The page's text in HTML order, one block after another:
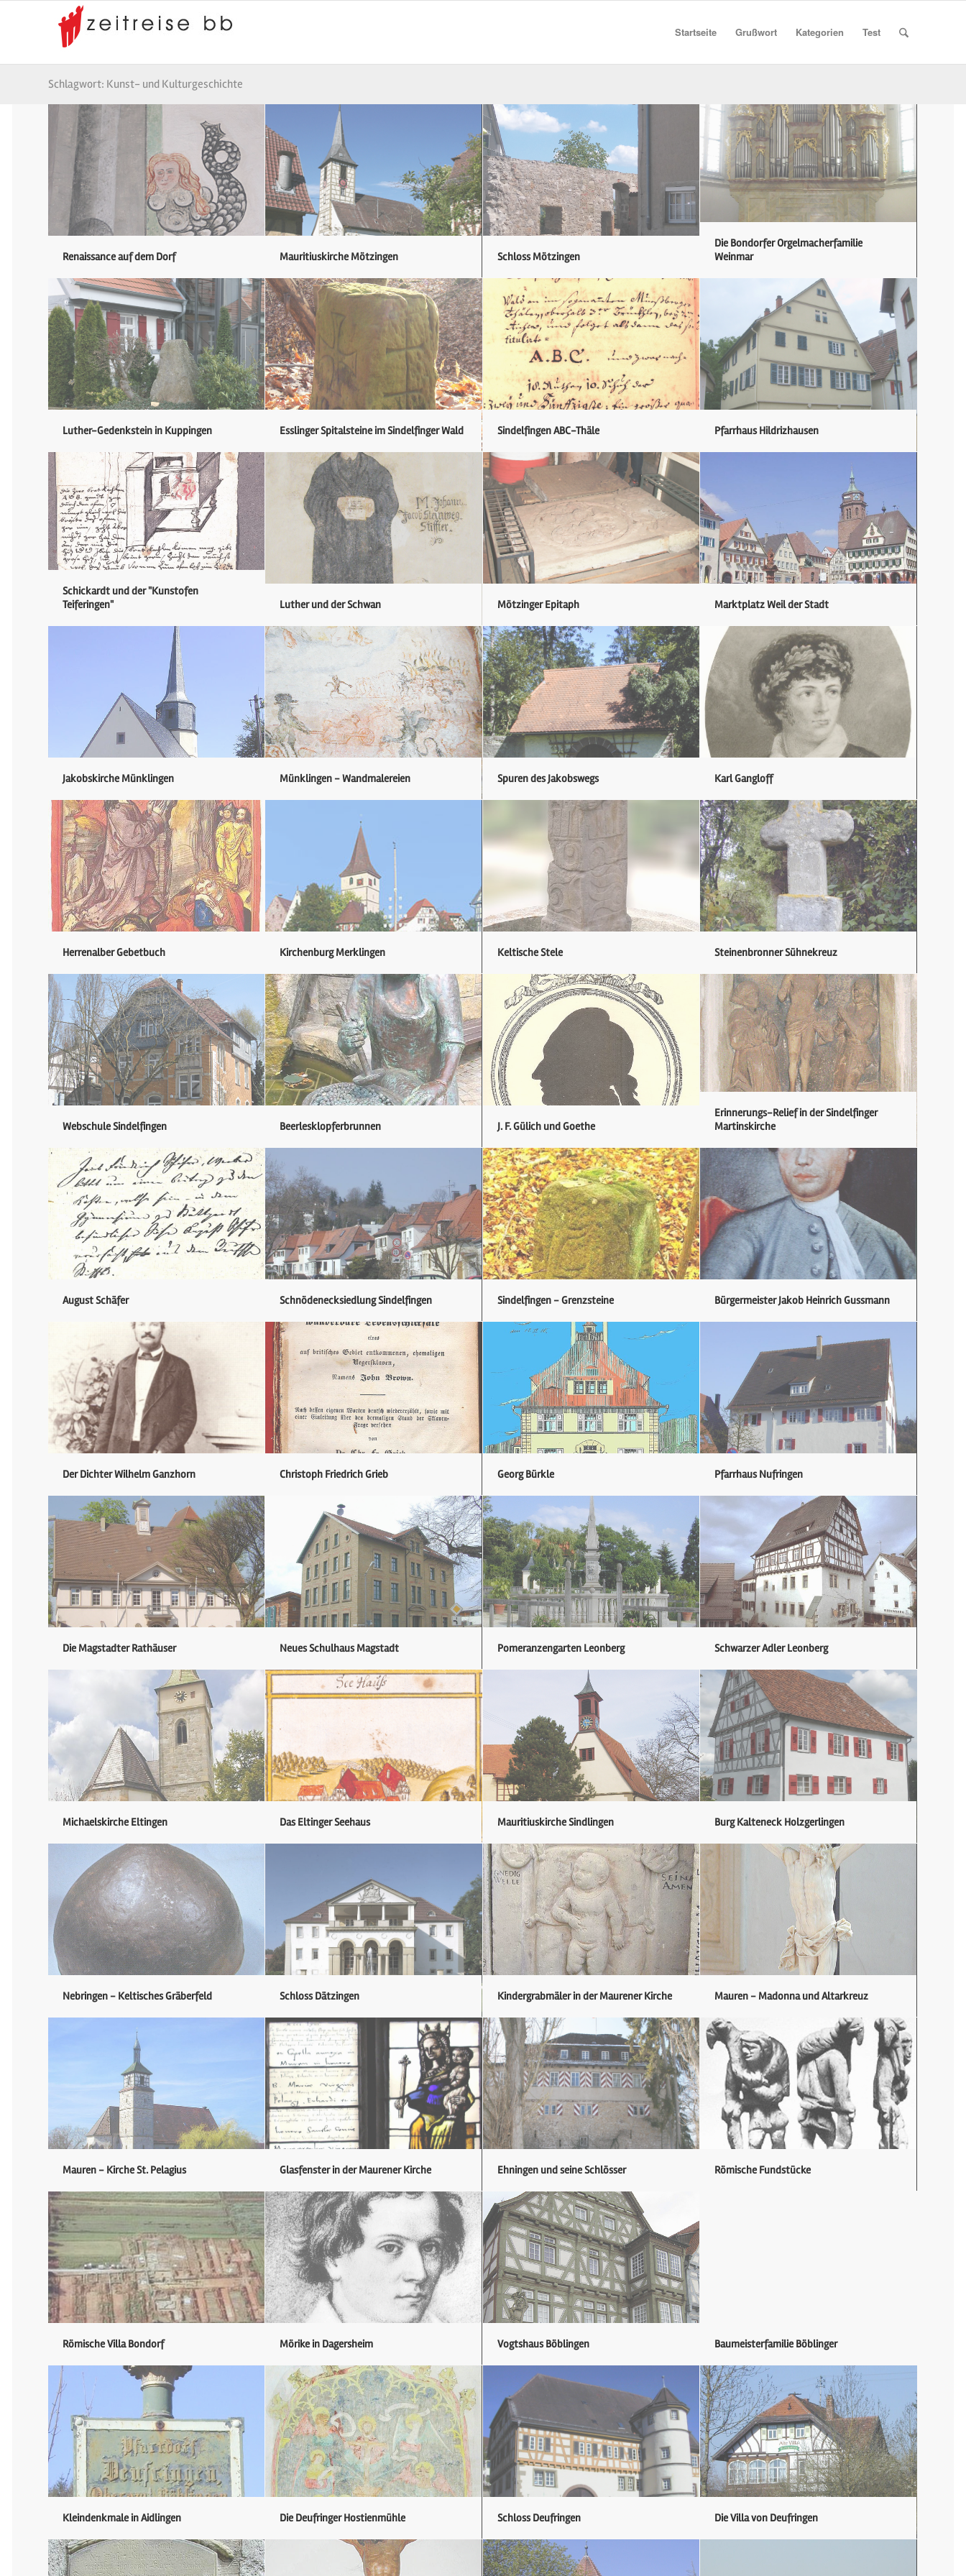
Startseite Grußwort Kategorien Test
Schlagwort: Kunst- und Kulturgeschichte
Renaissance auf dem Dorf Mauritiuskirche Mötzingen Schloss Mötzingen
Die Bondorfer Orgelmacherfamilie
Weinmar
Luther-Gedenkstein in Kuppingen Esslinger Spitalsteine im Sindelfinger Wald Sindelfingen ABC-Thäle Pfarrhaus Hildrizhausen
Schickardt und der "Kunstofen
Teiferingen"
Luther und der Schwan Mötzinger Epitaph Marktplatz Weil der Stadt
Jakobskirche Münklingen Münklingen - Wandmalereien Spuren des Jakobswegs Karl Gangloff
Herrenalber Gebetbuch Kirchenburg Merklingen Keltische Stele Steinenbronner Sühnekreuz
Webschule Sindelfingen Beerlesklopferbrunnen J. F. Gülich und Goethe
Erinnerungs-Relief in der Sindelfinger
Martinskirche
August Schäfer Schnödenecksiedlung Sindelfingen Sindelfingen - Grenzsteine Bürgermeister Jakob Heinrich Gussmann
Der Dichter Wilhelm Ganzhorn Christoph Friedrich Grieb Georg Bürkle Pfarrhaus Nufringen
Die Magstadter Rathäuser Neues Schulhaus Magstadt Pomeranzengarten Leonberg Schwarzer Adler Leonberg
Michaelskirche Eltingen Das Eltinger Seehaus Mauritiuskirche Sindlingen Burg Kalteneck Holzgerlingen
Nebringen - Keltisches Gräberfeld Schloss Dätzingen Kindergrabmäler in der Maurener Kirche Mauren - Madonna und Altarkreuz
Mauren - Kirche St. Pelagius Glasfenster in der Maurener Kirche Ehningen und seine Schlösser Römische Fundstücke
Römische Villa Bondorf Mörike in Dagersheim Vogtshaus Böblingen Baumeisterfamilie Böblinger
Kleindenkmale in Aidlingen Die Deufringer Hostienmühle Schloss Deufringen Die Villa von Deufringen